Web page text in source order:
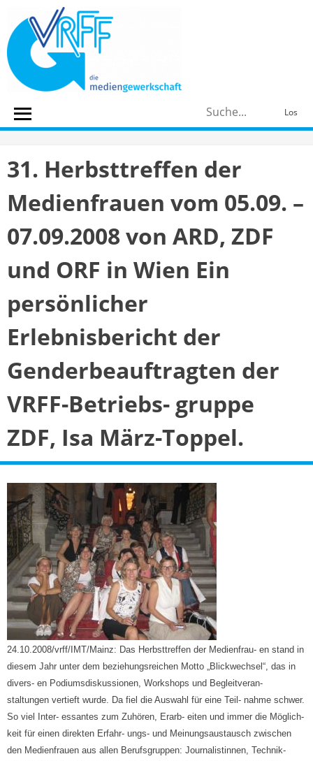
content
Los
31. Herbsttreffen der
Medienfrauen vom 05.09. –
07.09.2008 von ARD, ZDF
und ORF in Wien Ein
persönlicher
Erlebnisbericht der
Genderbeauftragten der
VRFF-Betriebs- gruppe
ZDF, Isa März-Toppel.
24.10.2008/vrff/IMT/Mainz: Das Herbsttreffen der Medienfrau- en stand in
diesem Jahr unter dem beziehungsreichen Motto „Blickwechsel“, das in
divers- en Podiumsdiskussionen, Workshops und Begleitveran-
staltungen vertieft wurde. Da fiel die Auswahl für eine Teil- nahme schwer.
So viel Inter- essantes zum Zuhören, Erarb- eiten und immer die Möglich-
keit für einen direkten Erfahr- ungs- und Meinungsaustausch zwischen
den Medienfrauen aus allen Berufsgruppen: Journalistinnen, Technik-